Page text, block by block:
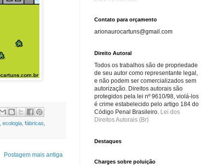
ecologia, fábricas
Postagem mais antiga
Contato para orçamento
arionaurocartuns@gmail.com
Direito Autoral
Todos os trabalhos são de propriedade
de seu autor como representante legal,
e não podem ser comercializados sem
autorização. Direitos autorais são
protegidos pela lei nº 9610/98, violá-los
é crime estabelecido pelo artigo 184 do
Código Penal Brasileiro. Lei dos
Direitos Autorais (Br)
Destaques
Charges sobre poluição